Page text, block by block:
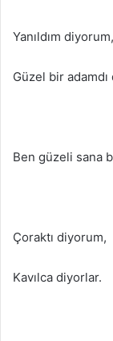
Yanıldım diyorum,
Güzel bir
Ben güzeli sana
Çoraktı diyorum,
Kavılca diyorlar.